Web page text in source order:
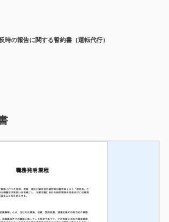
時の報告に関する誓約書（運転代行）